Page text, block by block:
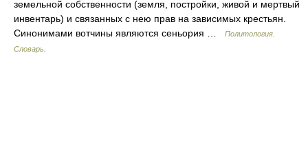
земельной собственности (земля, постройки, живой и мертвый
инвентарь) и связанных с нею прав на зависимых крестьян.
Синонимами вотчины являются сеньория …
Политология.
Словарь.